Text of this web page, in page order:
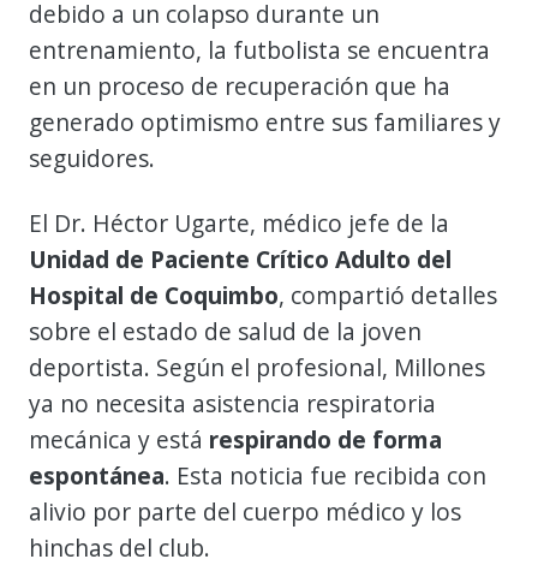
debido a un colapso durante un
entrenamiento, la futbolista se encuentra
en un proceso de recuperación que ha
generado optimismo entre sus familiares y
seguidores.
El Dr. Héctor Ugarte, médico jefe de la
Unidad de Paciente Crítico Adulto del
Hospital de Coquimbo, compartió detalles
sobre el estado de salud de la joven
deportista. Según el profesional, Millones
ya no necesita asistencia respiratoria
mecánica y está respirando de forma
espontánea. Esta noticia fue recibida con
alivio por parte del cuerpo médico y los
hinchas del club.